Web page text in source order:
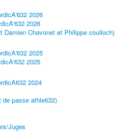
2026
2026
Damien Chavonet et Philippe coulloch)
2025
2025
2024
de passe athle632)
Juges